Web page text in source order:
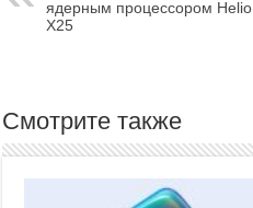
ядерным процессором Helio
X25
Смотрите также